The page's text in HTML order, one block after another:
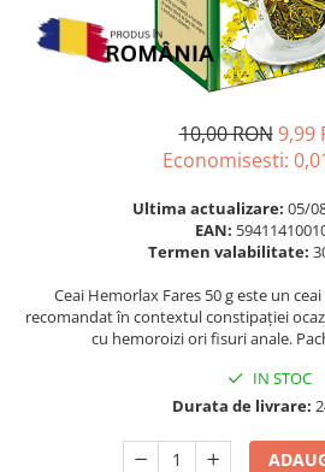
Omega 3
Slabire si control greutate
Somn stres si anxietate
Supliment Calciu
Supliment Magneziu
Ingrijire par
Balsam masca si tratament
Produse cu SPF Pentru Fata
10,00 RON 9,99
Economisesti:
Ultima actualizare: 05/
EAN:
Termen valabilitate:
Ceai Hemorlax Fares 50 g este un
recomandat în contextul constipației
cu hemoroizi ori fisuri anale.
IN STOC
Durata de livrare: